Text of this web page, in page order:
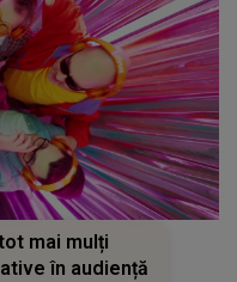
mai mulți
în audiență